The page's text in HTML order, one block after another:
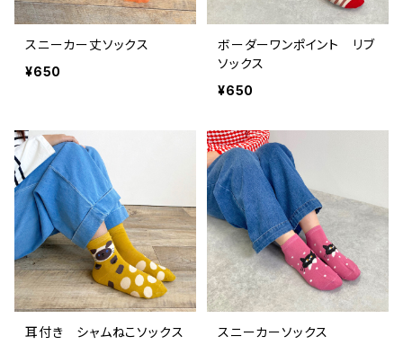
スニーカー丈ソックス
¥650
ボーダーワンポイント リブ
ソックス
¥650
耳付き シャムねこソックス
スニーカーソックス